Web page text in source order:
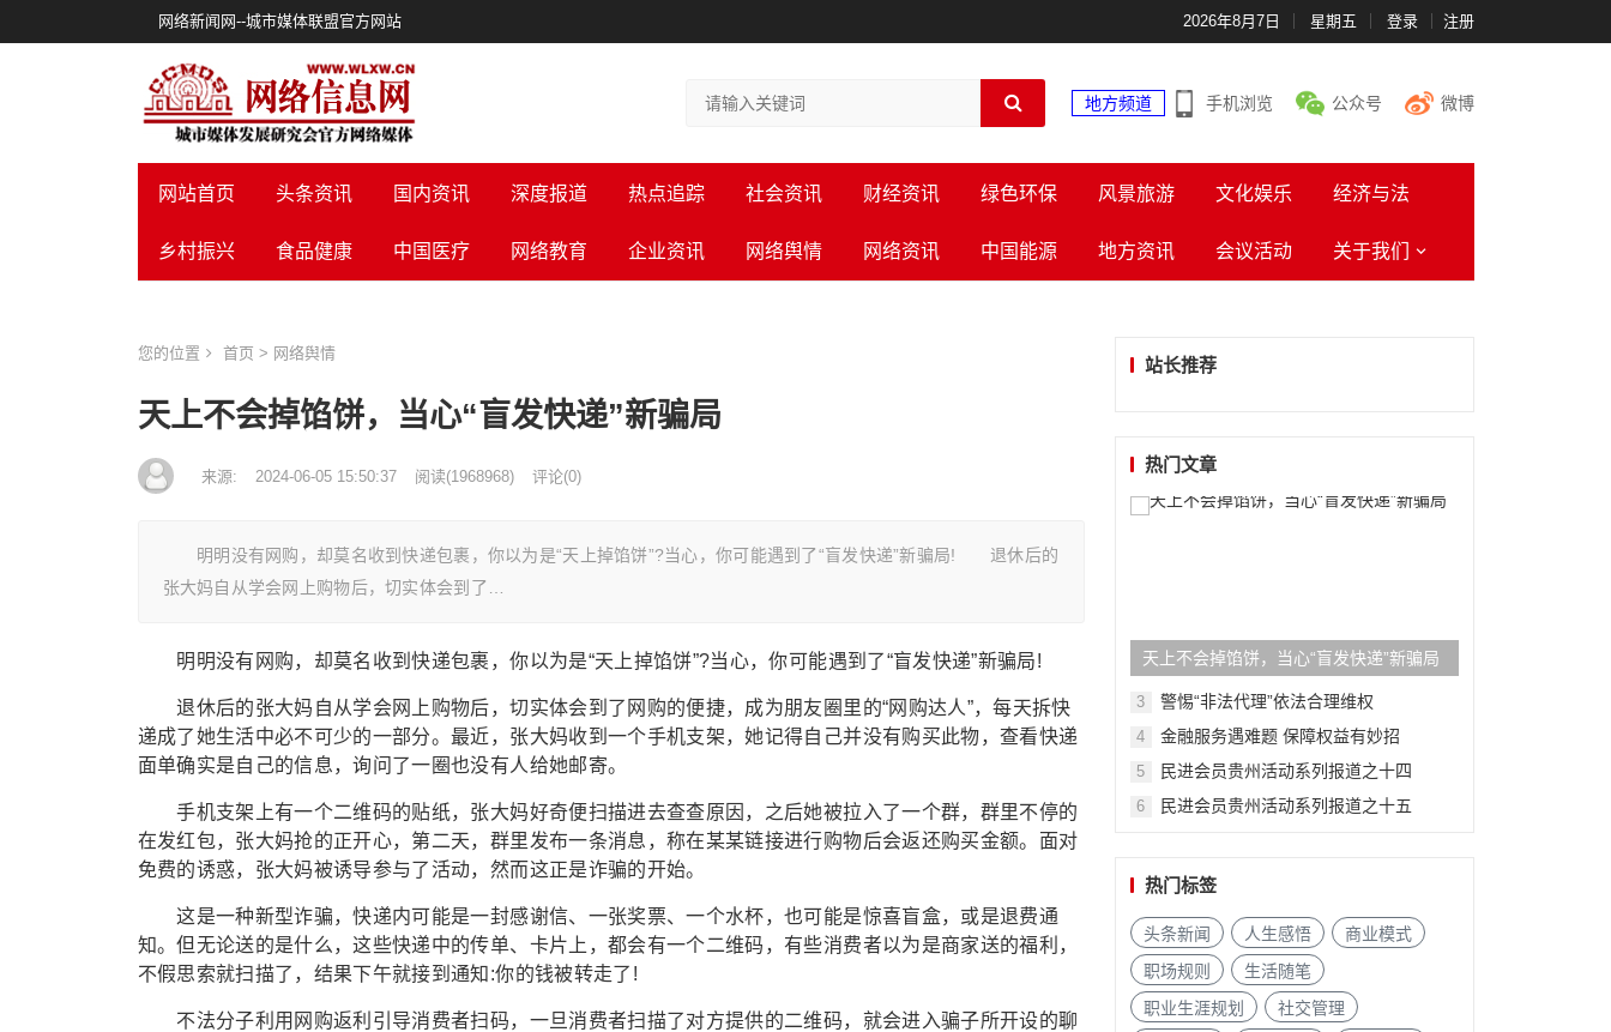
网络新闻网--城市媒体联盟官方网站 2026年8月7日 星期五 登录 注册
地方频道 手机浏览 公众号 微博
网站首页 头条资讯 国内资讯 深度报道 热点追踪 社会资讯 财经资讯 绿色环保 风景旅游 文化娱乐 经济与法
乡村振兴 食品健康 中国医疗 网络教育 企业资讯 网络舆情 网络资讯 中国能源 地方资讯 会议活动 关于我们
您的位置 首页 > 网络舆情
天上不会掉馅饼，当心“盲发快递”新骗局
来源: 2024-06-05 15:50:37 阅读(1968968) 评论(0)
明明没有网购，却莫名收到快递包裹，你以为是“天上掉馅饼”?当心，你可能遇到了“盲发快递”新骗局! 退休后的
张大妈自从学会网上购物后，切实体会到了…
明明没有网购，却莫名收到快递包裹，你以为是“天上掉馅饼”?当心，你可能遇到了“盲发快递”新骗局!
退休后的张大妈自从学会网上购物后，切实体会到了网购的便捷，成为朋友圈里的“网购达人”，每天拆快
递成了她生活中必不可少的一部分。最近，张大妈收到一个手机支架，她记得自己并没有购买此物，查看快递
面单确实是自己的信息，询问了一圈也没有人给她邮寄。
手机支架上有一个二维码的贴纸，张大妈好奇便扫描进去查查原因，之后她被拉入了一个群，群里不停的
在发红包，张大妈抢的正开心，第二天，群里发布一条消息，称在某某链接进行购物后会返还购买金额。面对
免费的诱惑，张大妈被诱导参与了活动，然而这正是诈骗的开始。
这是一种新型诈骗，快递内可能是一封感谢信、一张奖票、一个水杯，也可能是惊喜盲盒，或是退费通
知。但无论送的是什么，这些快递中的传单、卡片上，都会有一个二维码，有些消费者以为是商家送的福利，
不假思索就扫描了，结果下午就接到通知:你的钱被转走了!
不法分子利用网购返利引导消费者扫码，一旦消费者扫描了对方提供的二维码，就会进入骗子所开设的聊
站长推荐
热门文章
天上不会掉馅饼，当心“盲发快递”新骗局
3 警惕“非法代理”依法合理维权
4 金融服务遇难题 保障权益有妙招
5 民进会员贵州活动系列报道之十四
6 民进会员贵州活动系列报道之十五
热门标签
头条新闻 人生感悟
商业模式
职场规则
生活随笔
职业生涯规划
社交管理